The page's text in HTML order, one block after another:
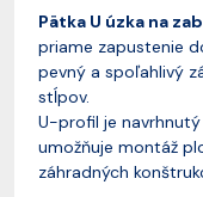
Pätka U úzka na
priame zapustenie
pevný a spoľahlivý
stĺpov.
U-profil je
umožňuje montáž
záhradných